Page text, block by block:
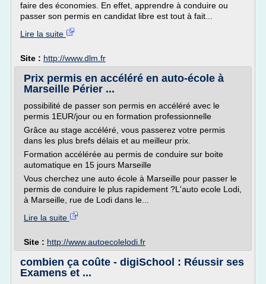
faire des économies. En effet, apprendre à conduire ou
passer son permis en candidat libre est tout à fait...
Lire la suite
Site : http://www.dlm.fr
Prix permis en accéléré en auto-école à
Marseille Périer ...
possibilité de passer son permis en accéléré avec le
permis 1EUR/jour ou en formation professionnelle
Grâce au stage accéléré, vous passerez votre permis
dans les plus brefs délais et au meilleur prix.
Formation accélérée au permis de conduire sur boite
automatique en 15 jours Marseille
Vous cherchez une auto école à Marseille pour passer le
permis de conduire le plus rapidement ?L'auto ecole Lodi,
à Marseille, rue de Lodi dans le...
Lire la suite
Site : http://www.autoecolelodi.fr
combien ça coûte - digiSchool : Réussir ses
Examens et ...